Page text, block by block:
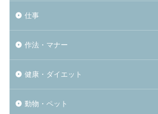
仕事
作法・マナー
健康・ダイエット
動物・ペット